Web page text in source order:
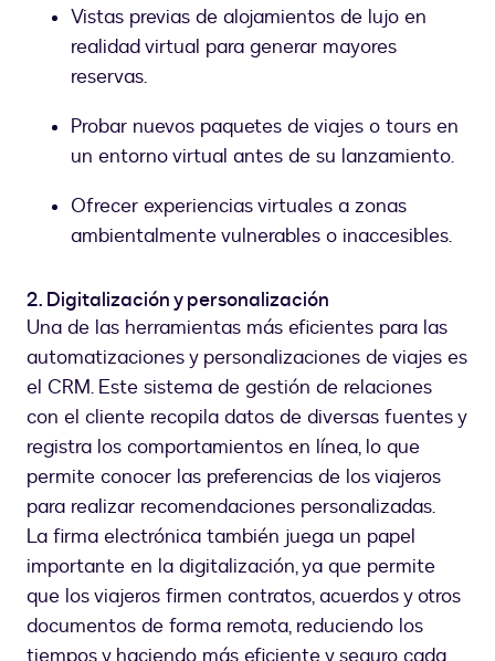
Vistas previas de alojamientos de lujo en
realidad virtual para generar mayores
reservas.
Probar nuevos paquetes de viajes o tours en
un entorno virtual antes de su lanzamiento.
Ofrecer experiencias virtuales a zonas
ambientalmente vulnerables o inaccesibles.
2. Digitalización y personalización
Una de las herramientas más eficientes para las
automatizaciones y personalizaciones de viajes es
el CRM. Este sistema de gestión de relaciones
con el cliente recopila datos de diversas fuentes y
registra los comportamientos en línea, lo que
permite conocer las preferencias de los viajeros
para realizar recomendaciones personalizadas.
La firma electrónica también juega un papel
importante en la digitalización, ya que permite
que los viajeros firmen contratos, acuerdos y otros
documentos de forma remota, reduciendo los